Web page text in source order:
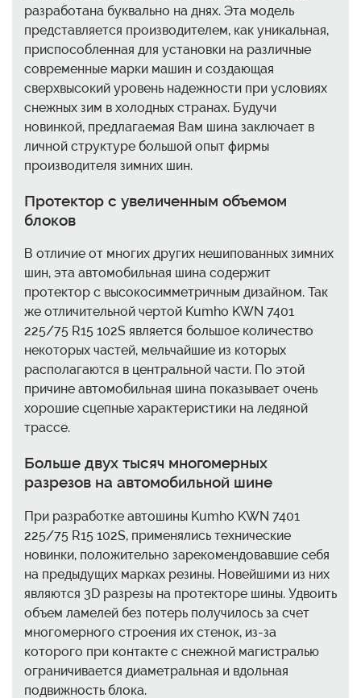
разработана буквально на днях. Эта модель
представляется производителем, как уникальная,
приспособленная для установки на различные
современные марки машин и создающая
сверхвысокий уровень надежности при условиях
снежных зим в холодных странах. Будучи
новинкой, предлагаемая Вам шина заключает в
личной структуре большой опыт фирмы
производителя зимних шин.
Протектор с увеличенным объемом
блоков
В отличие от многих других нешипованных зимних
шин, эта автомобильная шина содержит
протектор с высокосимметричным дизайном. Так
же отличительной чертой Kumho KWN 7401
225/75 R15 102S является большое количество
некоторых частей, мельчайшие из которых
располагаются в центральной части. По этой
причине автомобильная шина показывает очень
хорошие сцепные характеристики на ледяной
трассе.
Больше двух тысяч многомерных
разрезов на автомобильной шине
При разработке автошины Kumho KWN 7401
225/75 R15 102S, применялись технические
новинки, положительно зарекомендовавшие себя
на предыдущих марках резины. Новейшими из них
являются 3D разрезы на протекторе шины. Удвоить
объем ламелей без потерь получилось за счет
многомерного строения их стенок, из-за
которого при контакте с снежной магистралью
ограничивается диаметральная и вдольная
подвижность блока.